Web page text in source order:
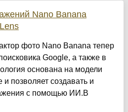
Nano Banana
фото Nano Banana тепер
Google, а также в
основана на модели
позволяет создавать и
с помощью ИИ.В